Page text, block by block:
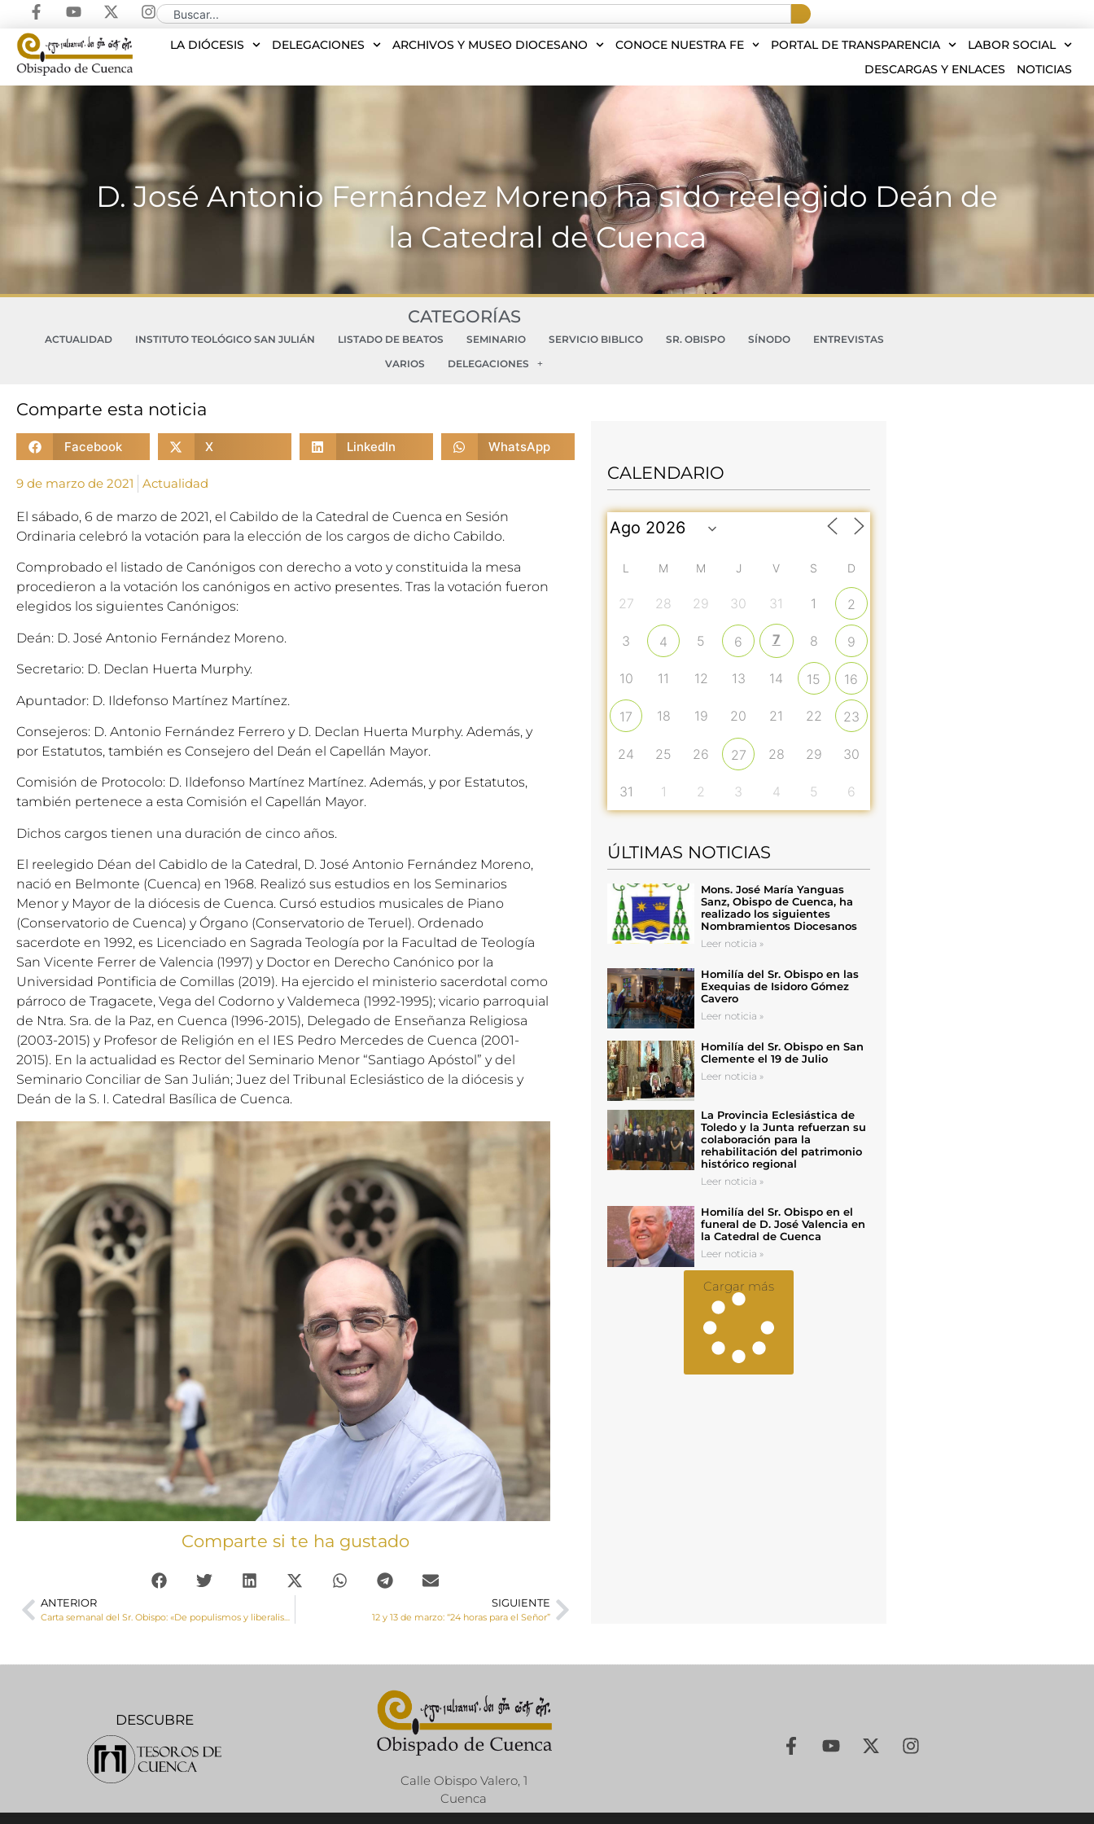
LA DIÓCESIS DELEGACIONES ARCHIVOS Y MUSEO DIOCESANO CONOCE NUESTRA FE PORTAL DE TRANSPARENCIA
LABOR SOCIAL
DESCARGAS Y ENLACES
NOTICIAS
D. José Antonio Fernández Moreno ha sido reelegido Deán de
la Catedral de Cuenca
CATEGORÍAS
ACTUALIDAD INSTITUTO TEOLÓGICO SAN JULIÁN LISTADO DE BEATOS SEMINARIO SERVICIO BIBLICO SR. OBISPO SÍNODO
ENTREVISTAS
VARIOS
DELEGACIONES
Comparte esta noticia
Facebook X LinkedIn WhatsApp
9 de marzo de 2021 Actualidad
El sábado, 6 de marzo de 2021, el Cabildo de la Catedral de Cuenca en Sesión
Ordinaria celebró la votación para la elección de los cargos de dicho Cabildo.
Comprobado el listado de Canónigos con derecho a voto y constituida la mesa
procedieron a la votación los canónigos en activo presentes. Tras la votación fueron
elegidos los siguientes Canónigos:
Deán: D. José Antonio Fernández Moreno.
Secretario: D. Declan Huerta Murphy.
Apuntador: D. Ildefonso Martínez Martínez.
Consejeros: D. Antonio Fernández Ferrero y D. Declan Huerta Murphy. Además, y
por Estatutos, también es Consejero del Deán el Capellán Mayor.
Comisión de Protocolo: D. Ildefonso Martínez Martínez. Además, y por Estatutos,
también pertenece a esta Comisión el Capellán Mayor.
Dichos cargos tienen una duración de cinco años.
El reelegido Déan del Cabidlo de la Catedral, D. José Antonio Fernández Moreno,
nació en Belmonte (Cuenca) en 1968. Realizó sus estudios en los Seminarios
Menor y Mayor de la diócesis de Cuenca. Cursó estudios musicales de Piano
(Conservatorio de Cuenca) y Órgano (Conservatorio de Teruel). Ordenado
sacerdote en 1992, es Licenciado en Sagrada Teología por la Facultad de Teología
San Vicente Ferrer de Valencia (1997) y Doctor en Derecho Canónico por la
Universidad Pontificia de Comillas (2019). Ha ejercido el ministerio sacerdotal como
párroco de Tragacete, Vega del Codorno y Valdemeca (1992-1995); vicario parroquial
de Ntra. Sra. de la Paz, en Cuenca (1996-2015), Delegado de Enseñanza Religiosa
(2003-2015) y Profesor de Religión en el IES Pedro Mercedes de Cuenca (2001-
2015). En la actualidad es Rector del Seminario Menor “Santiago Apóstol” y del
Seminario Conciliar de San Julián; Juez del Tribunal Eclesiástico de la diócesis y
Deán de la S. I. Catedral Basílica de Cuenca.
Comparte si te ha gustado
ANTERIOR
Carta semanal del Sr. Obispo: «De populismos y liberalismos»
SIGUIENTE
12 y 13 de marzo: “24 horas para el Señor”
CALENDARIO
L M M J V S D
27 28 29 30 31 1 2
3 4 5 6 7 8 9
10 11 12 13 14 15 16
17 18 19 20 21 22 23
24 25 26 27 28 29 30
31 1 2 3 4 5 6
ÚLTIMAS NOTICIAS
Mons. José María Yanguas
Sanz, Obispo de Cuenca, ha
realizado los siguientes
Nombramientos Diocesanos
Leer noticia »
Homilía del Sr. Obispo en las
Exequias de Isidoro Gómez
Cavero
Leer noticia »
Homilía del Sr. Obispo en San
Clemente el 19 de Julio
Leer noticia »
La Provincia Eclesiástica de
Toledo y la Junta refuerzan su
colaboración para la
rehabilitación del patrimonio
histórico regional
Leer noticia »
Homilía del Sr. Obispo en el
funeral de D. José Valencia en
la Catedral de Cuenca
Leer noticia »
Cargar más
DESCUBRE
Calle Obispo Valero, 1
Cuenca